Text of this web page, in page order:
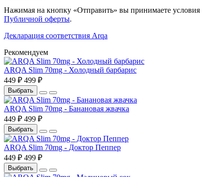
Нажимая на кнопку «Отправить» вы принимаете условия
Публичной оферты.
Декларация соответствия Arqa
Рекомендуем
ARQA Slim 70mg - Холодный барбарис
449 ₽ 499 ₽
Выбрать
ARQA Slim 70mg - Банановая жвачка
449 ₽ 499 ₽
Выбрать
ARQA Slim 70mg - Доктор Пеппер
449 ₽ 499 ₽
Выбрать